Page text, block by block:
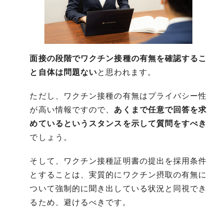
面接の段階でワクチン接種の有無を確認するこ
と自体は問題ないと思われます。
ただし、ワクチン接種の有無はプライバシー性
が高い情報ですので、 あくまで任意で回答を求
めているというスタンスを示して質問をすべき
でしょう。
そして、ワクチン接種証明書の提出を採用条件
とすることは、実質的にワクチン摂取の有無に
ついて強制的に聞き出している状況と同視でき
るため、避けるべきです。